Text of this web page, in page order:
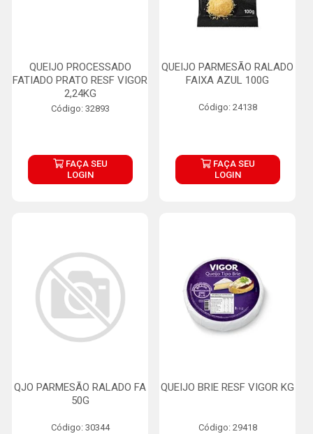
QUEIJO PROCESSADO
FATIADO PRATO RESF VIGOR
2,24KG
Código: 32893
FAÇA SEU
LOGIN
QUEIJO PARMESÃO RALADO
FAIXA AZUL 100G
Código: 24138
FAÇA SEU
LOGIN
QJO PARMESÃO RALADO FA
50G
Código: 30344
QUEIJO BRIE RESF VIGOR KG
Código: 29418